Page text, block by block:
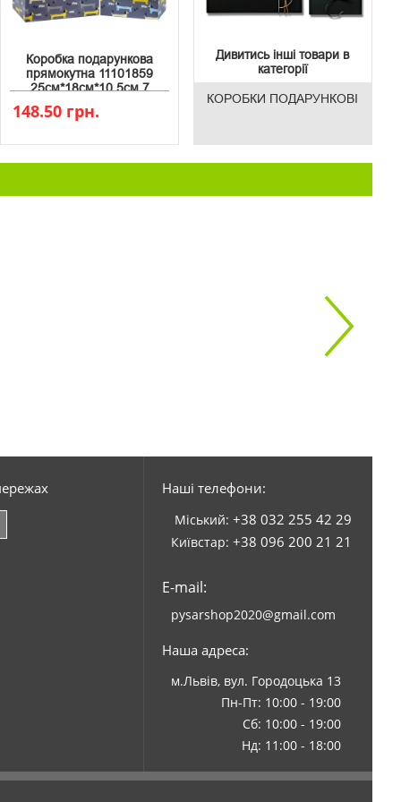
Коробка подарункова
прямокутна 11101859
25см*18см*10.5см 7
148.50 грн.
Дивитись інші товари в
категорії
КОРОБКИ ПОДАРУНКОВІ
Наші телефони:
Міський: +38 032 255 42 29
Київстар: +38 096 200 21 21
E-mail:
pysarshop2020@gmail.com
Наша адреса:
м.Львів, вул. Городоцька 13
Пн-Пт: 10:00 - 19:00
Сб: 10:00 - 19:00
Нд: 11:00 - 18:00